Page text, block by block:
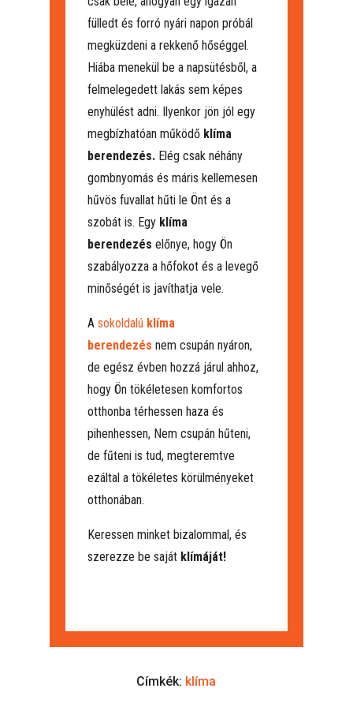
fülledt és forró nyári napon próbál
megküzdeni a rekkenő hőséggel.
Hiába menekül be a napsütésből, a
felmelegedett lakás sem képes
enyhülést adni. Ilyenkor jön jól egy
megbízhatóan működő klíma
berendezés. Elég csak néhány
gombnyomás és máris kellemesen
hűvös fuvallat hűti le Önt és a
szobát is. Egy klíma
berendezés előnye, hogy Ön
szabályozza a hőfokot és a levegő
minőségét is javíthatja vele.
A sokoldalú klíma
berendezés nem csupán nyáron,
de egész évben hozzá járul ahhoz,
hogy Ön tökéletesen komfortos
otthonba térhessen haza és
pihenhessen, Nem csupán hűteni,
de fűteni is tud, megteremtve
ezáltal a tökéletes körülményeket
otthonában.
Keressen minket bizalommal, és
szerezze be saját klímáját!
Címkék: klíma